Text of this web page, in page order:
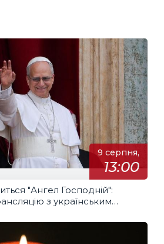
9 серпня,
13:00
"Ангел Господній":
з українським